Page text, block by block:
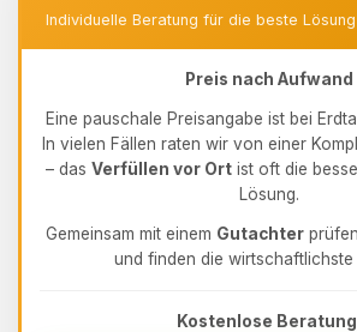
Individuelle Beratung für die beste
Preis nach Aufwand
Eine pauschale Preisangabe ist bei
In vielen Fällen raten wir von einer
– das Verfüllen vor Ort ist oft die
Lösung.
Gemeinsam mit einem Gutachter
und finden die wirtschaftlichste
Kostenlose